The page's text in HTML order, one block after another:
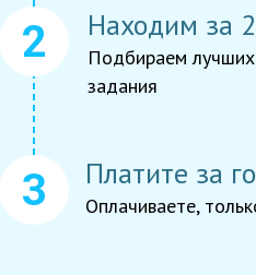
Находим за
Подбираем
задания
Платите за
Оплачиваете,